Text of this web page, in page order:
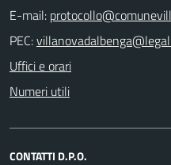
E-mail:
PEC:
Uffici e orari
Numeri utili
CONTATTI D.P.O.